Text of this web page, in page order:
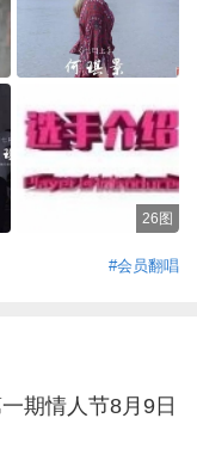
26图
#会员翻唱
期情人节8月9日